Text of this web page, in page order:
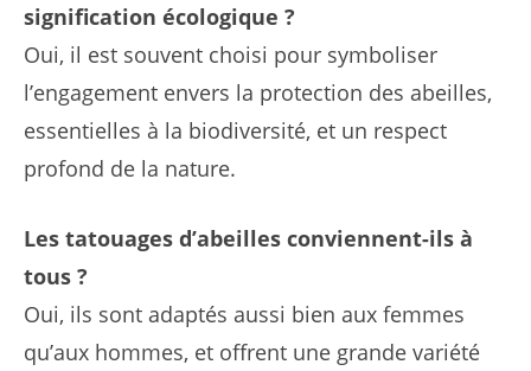
signification écologique ?
Oui, il est souvent choisi pour symboliser
l’engagement envers la protection des abeilles,
essentielles à la biodiversité, et un respect
profond de la nature.
Les tatouages d’abeilles conviennent-ils à
tous ?
Oui, ils sont adaptés aussi bien aux femmes
qu’aux hommes, et offrent une grande variété